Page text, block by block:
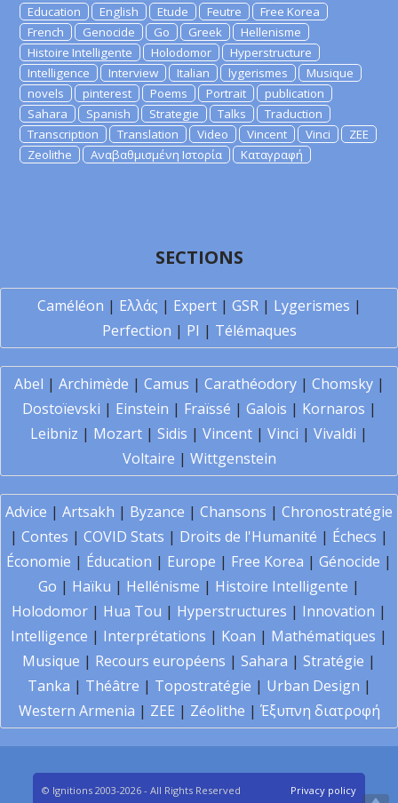
Education
English Etude Feutre
Free Korea
French
Genocide Go Greek
Hellenisme
Histoire Intelligente
Holodomor
Hyperstructure
Intelligence
Interview Italian lygerismes
Musique
novels
pinterest Poems Portrait
publication
Sahara
Spanish Strategie Talks
Traduction
Transcription
Translation Video Vincent Vinci
ZEE
Zeolithe
Αναβαθμισμένη Ιστορία Καταγραφή
SECTIONS
Caméléon | Ελλάς | Expert| GSR| Lygerismes |
Perfection | PI | Télémaques
Abel | Archimède | Camus | Carathéodory| Chomsky|
Dostoïevski | Einstein | Fraïssé | Galois | Kornaros |
Leibniz | Mozart | Sidis | Vincent | Vinci | Vivaldi |
Voltaire | Wittgenstein
Advice | Artsakh | Byzance | Chansons | Chronostratégie
| Contes | COVID Stats | Droits de l'Humanité | Échecs |
Économie | Éducation | Europe | Free Korea | Génocide |
Go | Haïku | Hellénisme | Histoire Intelligente |
Holodomor | Hua Tou | Hyperstructures | Innovation |
Intelligence | Interprétations | Koan | Mathématiques |
Musique | Recours européens | Sahara | Stratégie |
Tanka | Théâtre | Topostratégie | Urban Design |
Western Armenia | ZEE | Zéolithe | Έξυπνη διατροφή
© Ignitions 2003-2026 - All Rights Reserved Privacy policy